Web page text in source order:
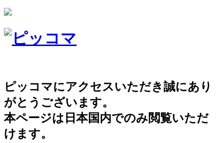
ピッコマにアクセスいただき誠にあり
がとうございます。
本ページは日本国内でのみ閲覧いただ
けます。